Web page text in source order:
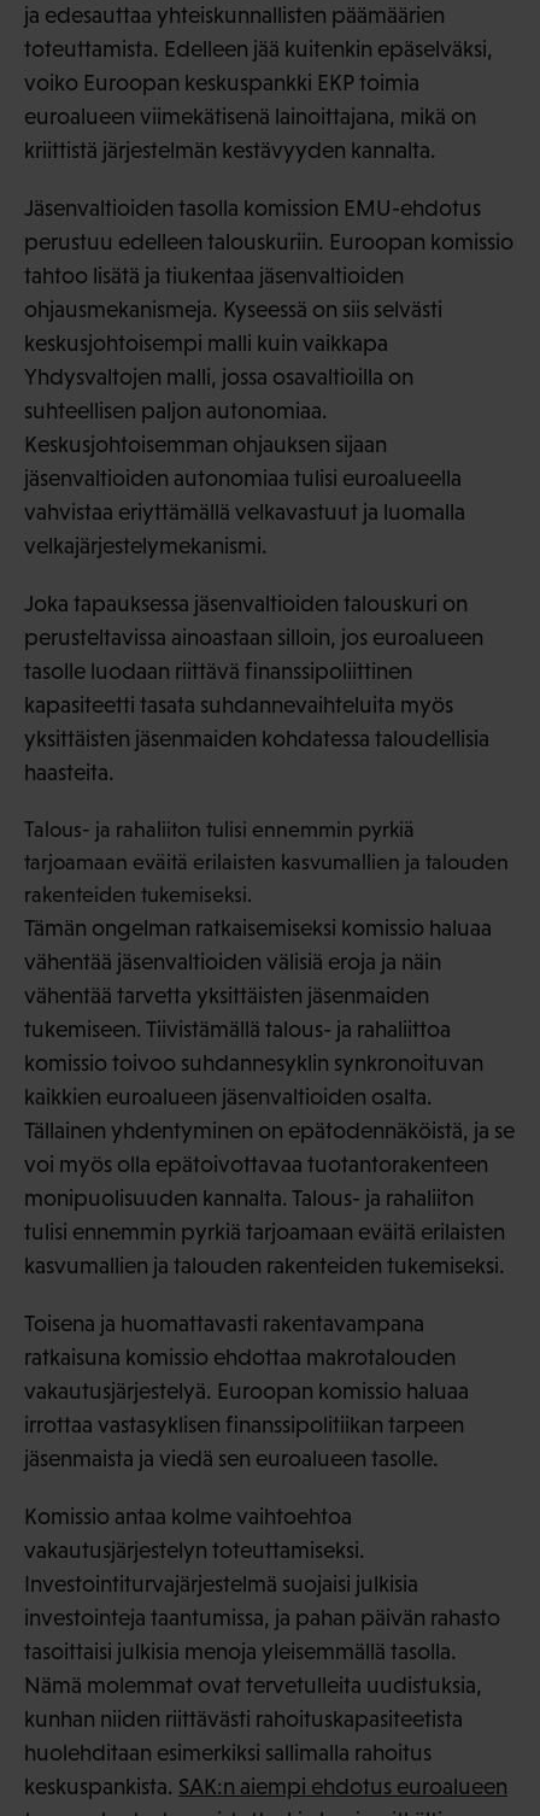
ja edesauttaa yhteiskunnallisten päämäärien
toteuttamista. Edelleen jää kuitenkin epäselväksi,
voiko Euroopan keskuspankki EKP toimia
euroalueen viimekätisenä lainoittajana, mikä on
kriittistä järjestelmän kestävyyden kannalta.
Jäsenvaltioiden tasolla komission EMU-ehdotus
perustuu edelleen talouskuriin. Euroopan komissio
tahtoo lisätä ja tiukentaa jäsenvaltioiden
ohjausmekanismeja. Kyseessä on siis selvästi
keskusjohtoisempi malli kuin vaikkapa
Yhdysvaltojen malli, jossa osavaltioilla on
suhteellisen paljon autonomiaa.
Keskusjohtoisemman ohjauksen sijaan
jäsenvaltioiden autonomiaa tulisi euroalueella
vahvistaa eriyttämällä velkavastuut ja luomalla
velkajärjestelymekanismi.
Joka tapauksessa jäsenvaltioiden talouskuri on
perusteltavissa ainoastaan silloin, jos euroalueen
tasolle luodaan riittävä finanssipoliittinen
kapasiteetti tasata suhdannevaihteluita myös
yksittäisten jäsenmaiden kohdatessa taloudellisia
haasteita.
Talous- ja rahaliiton tulisi ennemmin pyrkiä
tarjoamaan eväitä erilaisten kasvumallien ja talouden
rakenteiden tukemiseksi.
Tämän ongelman ratkaisemiseksi komissio haluaa
vähentää jäsenvaltioiden välisiä eroja ja näin
vähentää tarvetta yksittäisten jäsenmaiden
tukemiseen. Tiivistämällä talous- ja rahaliittoa
komissio toivoo suhdannesyklin synkronoituvan
kaikkien euroalueen jäsenvaltioiden osalta.
Tällainen yhdentyminen on epätodennäköistä, ja se
voi myös olla epätoivottavaa tuotantorakenteen
monipuolisuuden kannalta. Talous- ja rahaliiton
tulisi ennemmin pyrkiä tarjoamaan eväitä erilaisten
kasvumallien ja talouden rakenteiden tukemiseksi.
Toisena ja huomattavasti rakentavampana
ratkaisuna komissio ehdottaa makrotalouden
vakautusjärjestelyä. Euroopan komissio haluaa
irrottaa vastasyklisen finanssipolitiikan tarpeen
jäsenmaista ja viedä sen euroalueen tasolle.
Komissio antaa kolme vaihtoehtoa
vakautusjärjestelyn toteuttamiseksi.
Investointiturvajärjestelmä suojaisi julkisia
investointeja taantumissa, ja pahan päivän rahasto
tasoittaisi julkisia menoja yleisemmällä tasolla.
Nämä molemmat ovat tervetulleita uudistuksia,
kunhan niiden riittävästi rahoituskapasiteetista
huolehditaan esimerkiksi sallimalla rahoitus
keskuspankista. SAK:n aiempi ehdotus euroalueen